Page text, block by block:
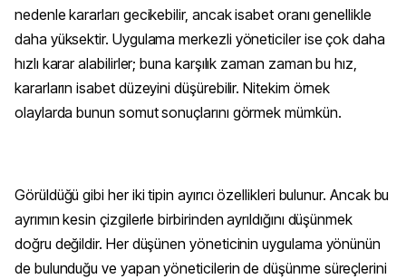
nedenle kararları gecikebilir, ancak isabet oranı genellikle
daha yüksektir. Uygulama merkezli yöneticiler ise çok daha
hızlı karar alabilirler; buna karşılık zaman zaman bu hız,
kararların isabet düzeyini düşürebilir. Nitekim örnek
olaylarda bunun somut sonuçlarını görmek mümkün.
Görüldüğü gibi her iki tipin ayırıcı özellikleri bulunur. Ancak bu
ayrımın kesin çizgilerle birbirinden ayrıldığını düşünmek
doğru değildir. Her düşünen yöneticinin uygulama yönünün
de bulunduğu ve yapan yöneticilerin de düşünme süreçlerini